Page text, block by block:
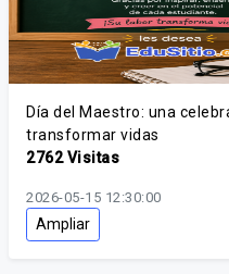
Día del Maestro: una
transformar vidas
2762 Visitas
2026-05-15 12:30:00
Ampliar